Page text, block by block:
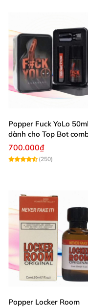
Popper Fuck YoLo 50ml
dành cho Top Bot
hộp thiếc 40ml + 10ml
700.000₫
(250)
Popper Locker Room